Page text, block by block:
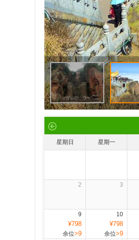
星期日 星期一
2 3
9
¥798
余位>9
10
¥798
余位>9